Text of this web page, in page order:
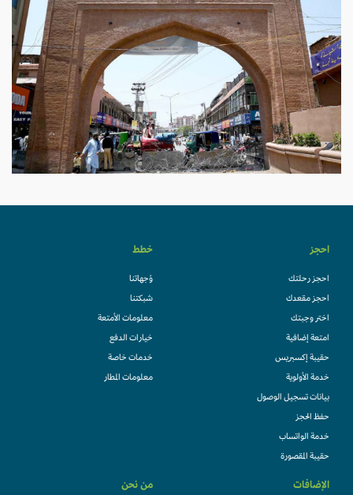
احجز
احجز رحلتك
احجز مقعدك
اختر وجبتك
امتعة إضافية
حقيبة إكسبريس
خدمة الأولوية
بيانات تسجيل الوصول
حفظ الحجز
خدمة الواتساب
حقيبة المقصورة
خطط
وُجهاتنا
شبكتنا
معلومات الأمتعة
خيارات الدفع
خدمات خاصة
معلومات المطار
الإضافات من نحن